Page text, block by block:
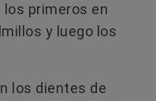
primeros en
y luego los
los dientes de